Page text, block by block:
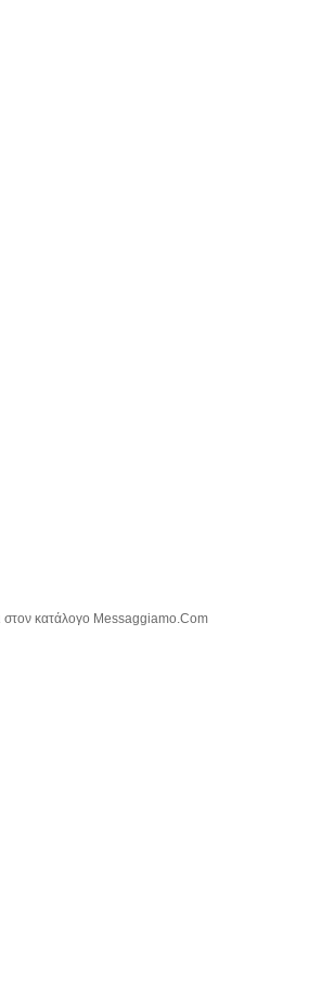
στον κατάλογο Messaggiamo.Com